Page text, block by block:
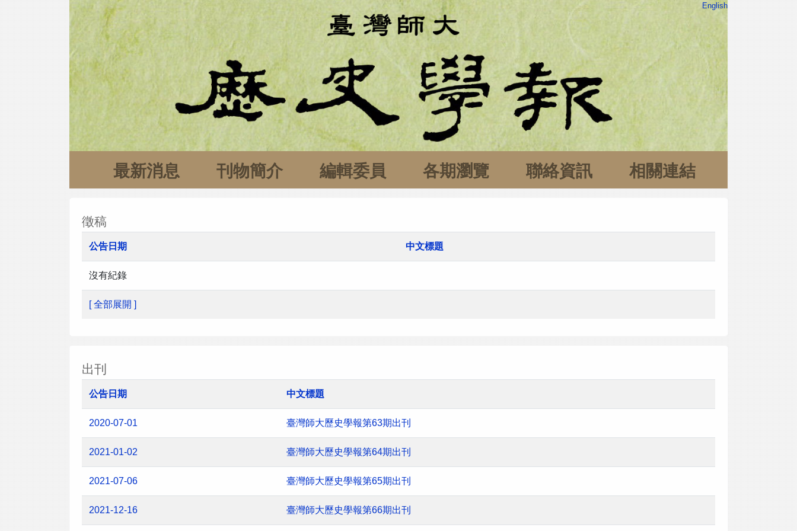
English
最新消息 刊物簡介 編輯委員 各期瀏覽 聯絡資訊 相關連結
徵稿
公告日期 中文標題
沒有紀錄
[ 全部展開 ]
出刊
公告日期 中文標題
2020-07-01 臺灣師大歷史學報第63期出刊
2021-01-02 臺灣師大歷史學報第64期出刊
2021-07-06 臺灣師大歷史學報第65期出刊
2021-12-16 臺灣師大歷史學報第66期出刊